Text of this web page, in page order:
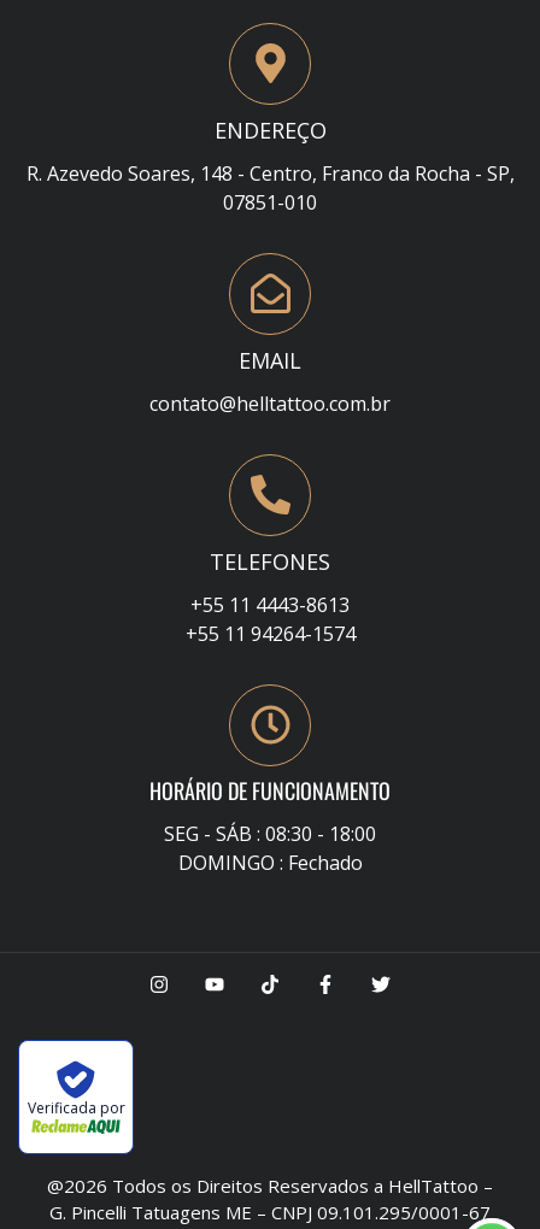
ENDEREÇO
R. Azevedo Soares, 148 - Centro, Franco da Rocha - SP,
07851-010
EMAIL
contato@helltattoo.com.br
TELEFONES
+55 11 4443-8613
+55 11 94264-1574
HORÁRIO DE FUNCIONAMENTO
SEG - SÁB : 08:30 - 18:00
DOMINGO : Fechado
Verificada por
@2026 Todos os Direitos Reservados a HellTattoo –
G. Pincelli Tatuagens ME – CNPJ 09.101.295/0001-67